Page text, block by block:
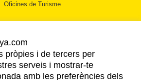
Oficines de Turisme
AVÍS LEGAL
pròpies i de tercers per
serveis i mostrar-te
amb les preferències dels